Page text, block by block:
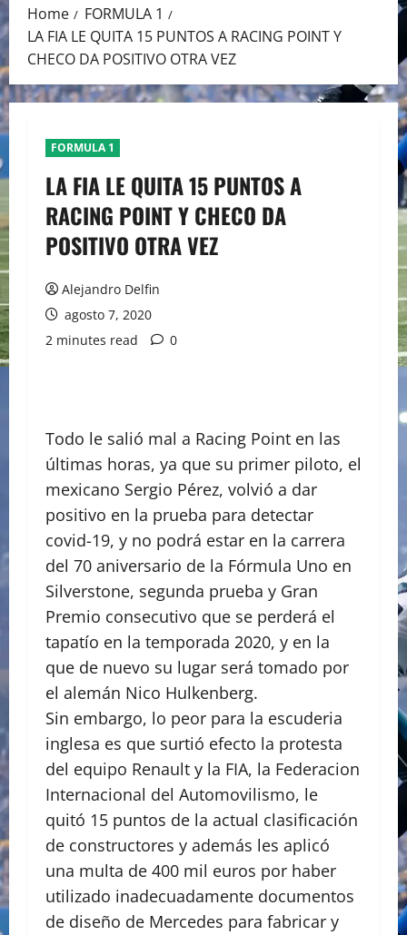
Home
FORMULA 1
LA FIA LE QUITA 15 PUNTOS A RACING POINT Y
CHECO DA POSITIVO OTRA VEZ
FORMULA 1
LA FIA LE QUITA 15 PUNTOS A
RACING POINT Y CHECO DA
POSITIVO OTRA VEZ
Alejandro Delfin
agosto 7, 2020
2 minutes read
0
Todo le salió mal a Racing Point en las
últimas horas, ya que su primer piloto, el
mexicano Sergio Pérez, volvió a dar
positivo en la prueba para detectar
covid-19, y no podrá estar en la carrera
del 70 aniversario de la Fórmula Uno en
Silverstone, segunda prueba y Gran
Premio consecutivo que se perderá el
tapatío en la temporada 2020, y en la
que de nuevo su lugar será tomado por
el alemán Nico Hulkenberg.
Sin embargo, lo peor para la escuderia
inglesa es que surtió efecto la protesta
del equipo Renault y la FIA, la Federacion
Internacional del Automovilismo, le
quitó 15 puntos de la actual clasificación
de constructores y además les aplicó
una multa de 400 mil euros por haber
utilizado inadecuadamente documentos
de diseño de Mercedes para fabricar y